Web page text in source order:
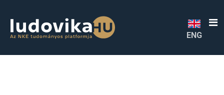
##plugins.themes.bootstrap3.accessible_menu.sidebar##
ENG